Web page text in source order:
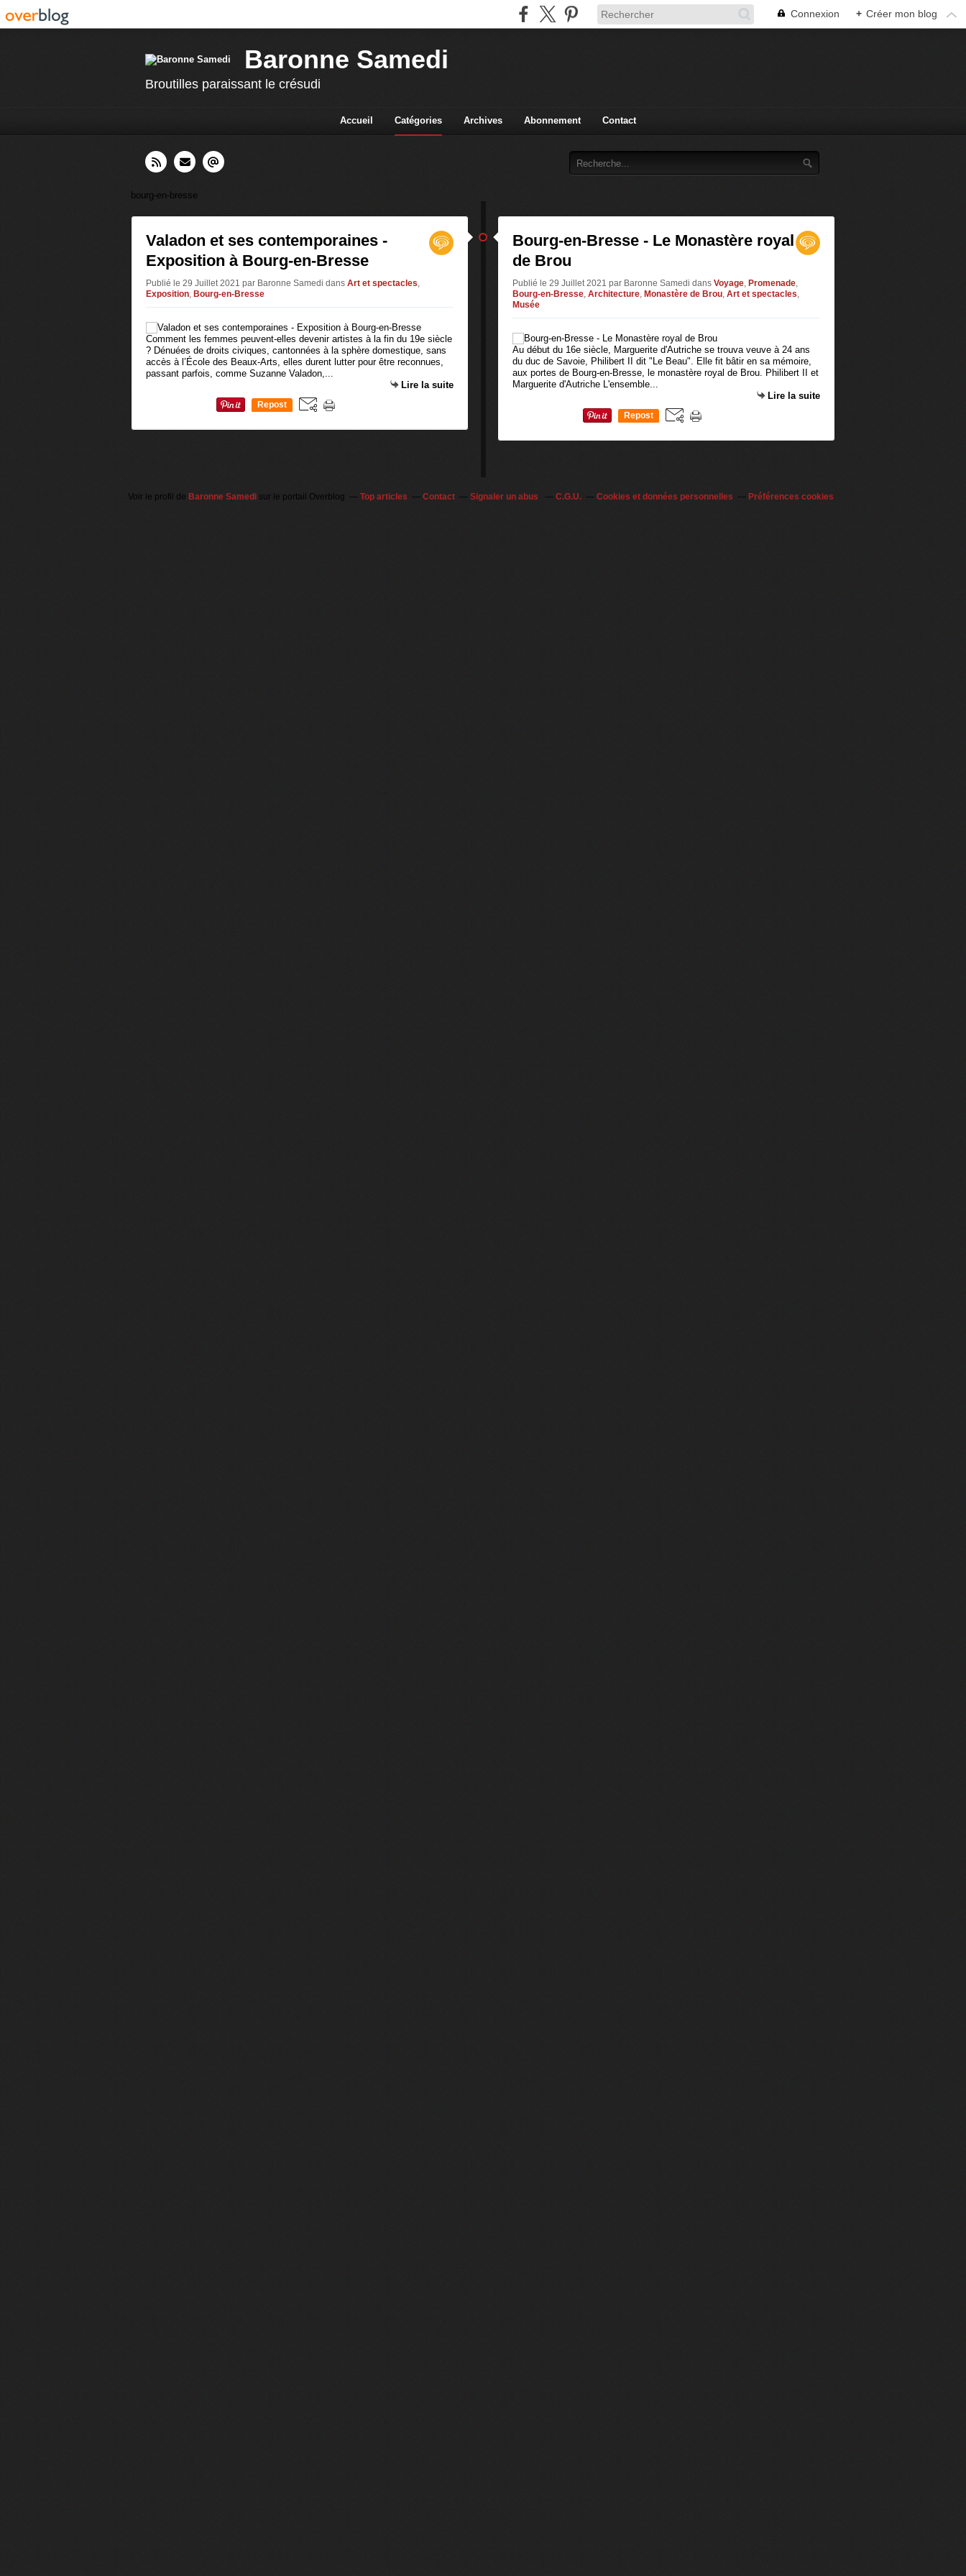
Connexion + Créer mon blog
Baronne Samedi
Broutilles paraissant le crésudi
Accueil Catégories Archives Abonnement Contact
bourg-en-bresse
Valadon et ses contemporaines -
Exposition à Bourg-en-Bresse
Publié le 29 Juillet 2021 par Baronne Samedi dans Art et spectacles,
Exposition, Bourg-en-Bresse
Comment les femmes peuvent-elles devenir artistes à la fin du 19e siècle
? Dénuées de droits civiques, cantonnées à la sphère domestique, sans
accès à l’École des Beaux-Arts, elles durent lutter pour être reconnues,
passant parfois, comme Suzanne Valadon,...
Lire la suite
Repost
Bourg-en-Bresse - Le Monastère royal
de Brou
Publié le 29 Juillet 2021 par Baronne Samedi dans Voyage, Promenade,
Bourg-en-Bresse, Architecture, Monastère de Brou, Art et spectacles,
Musée
Au début du 16e siècle, Marguerite d'Autriche se trouva veuve à 24 ans
du duc de Savoie, Philibert II dit "Le Beau". Elle fit bâtir en sa mémoire,
aux portes de Bourg-en-Bresse, le monastère royal de Brou. Philibert II et
Marguerite d'Autriche L'ensemble...
Lire la suite
Repost
Voir le profil de Baronne Samedi sur le portail Overblog Top articles Contact Signaler un abus C.G.U. Cookies et données personnelles Préférences cookies